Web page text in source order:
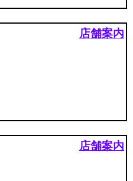
店舗案内
店舗案内